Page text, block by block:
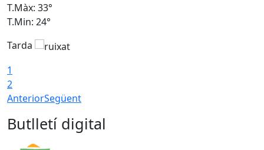
T.Màx: 33°
T.Min: 24°
Tarda
1
2
AnteriorSegüent
Butlletí digital